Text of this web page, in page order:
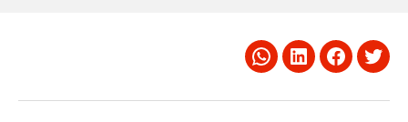
Twitter
Facebook
LinkedIn
Whatsapp